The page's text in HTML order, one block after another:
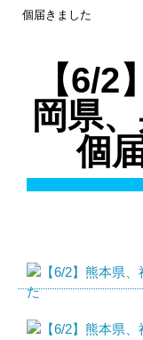
個届きました
【6/
岡県
個